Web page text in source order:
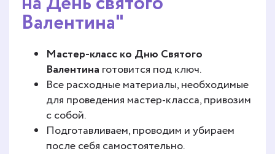
Валентина"
Мастер-класско Дню Святого
Валентина готовится под ключ.
Все расходные материалы, необходимые
для проведения мастер-класса, привозим
с собой.
Подготавливаем, проводим и убираем
после себя самостоятельно.